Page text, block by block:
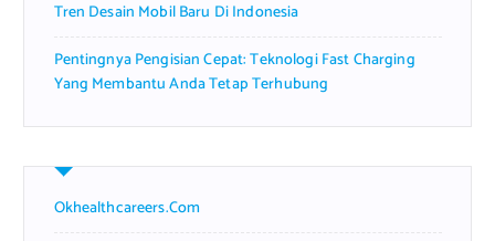
Tren Desain Mobil Baru Di Indonesia
Pentingnya Pengisian Cepat: Teknologi Fast Charging
Yang Membantu Anda Tetap Terhubung
Okhealthcareers.com